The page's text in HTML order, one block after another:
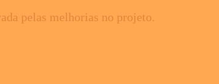
pelas melhorias no projeto.